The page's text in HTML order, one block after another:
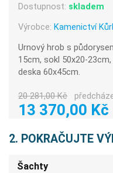
Dostupnost: skladem
Výrobce:Kamenictví
Urnový hrob s
15cm, sokl 50x20-
deska 60x45cm.
20 281,00 Kč
13 370,00 Kč
2. POKRAČUJTE
Šachty